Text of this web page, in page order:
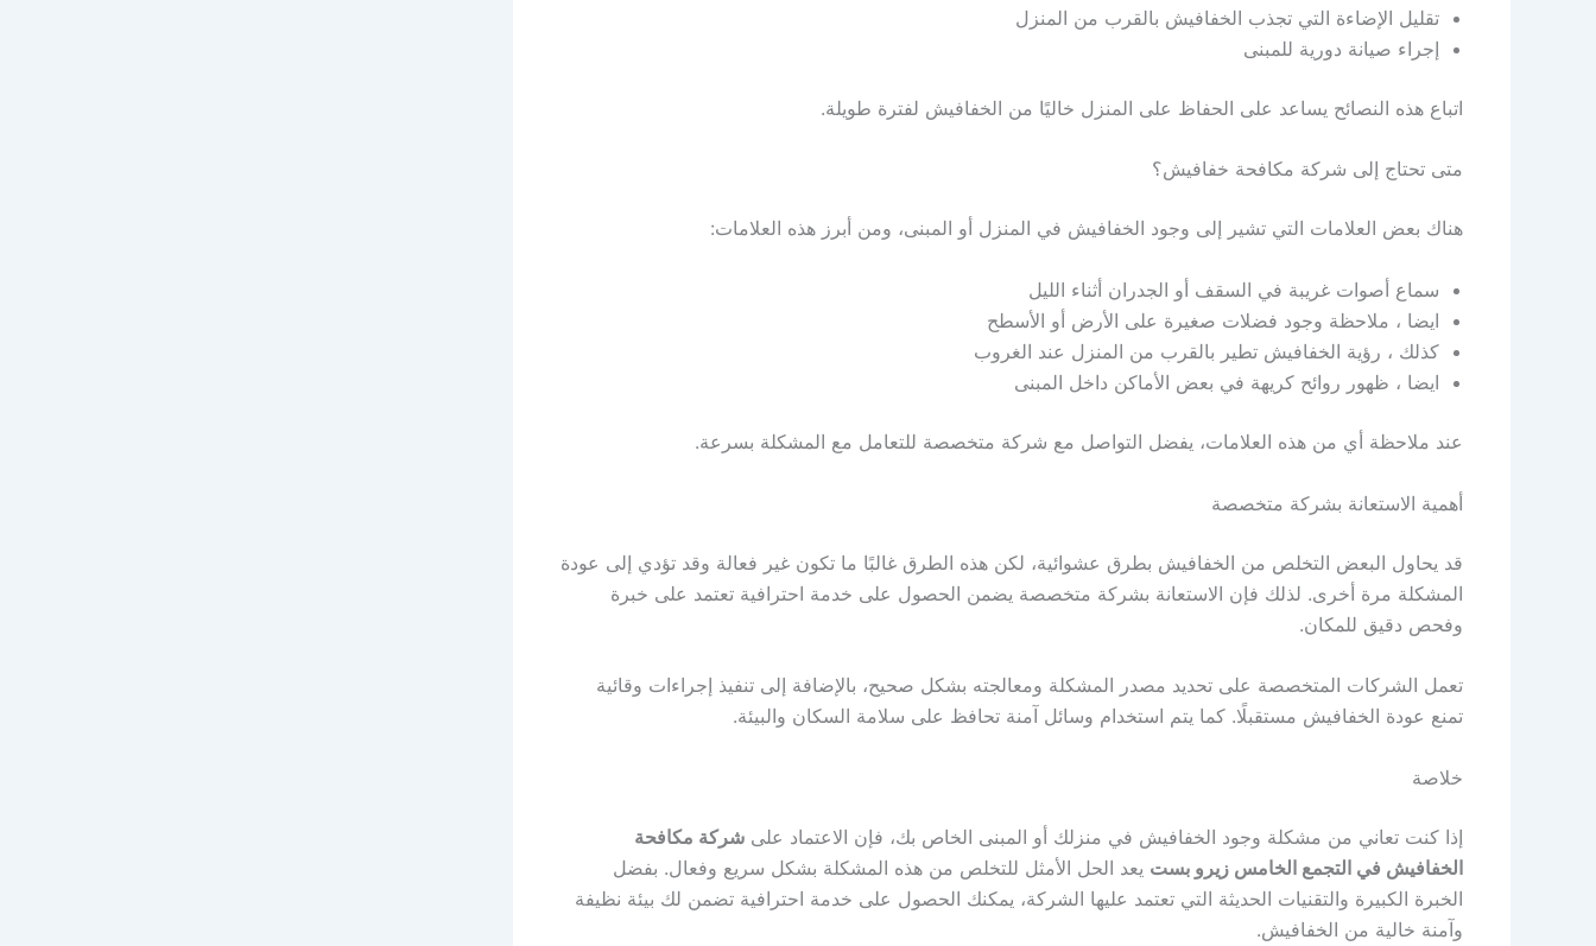
تقليل الإضاءة التي تجذب الخفافيش بالقرب من المنزل
إجراء صيانة دورية للمبنى
اتباع هذه النصائح يساعد على الحفاظ على المنزل خاليًا من الخفافيش لفترة طويلة.
متى تحتاج إلى شركة مكافحة خفافيش؟
هناك بعض العلامات التي تشير إلى وجود الخفافيش في المنزل أو المبنى، ومن أبرز هذه العلامات:
سماع أصوات غريبة في السقف أو الجدران أثناء الليل
ايضا ، ملاحظة وجود فضلات صغيرة على الأرض أو الأسطح
كذلك ، رؤية الخفافيش تطير بالقرب من المنزل عند الغروب
ايضا ، ظهور روائح كريهة في بعض الأماكن داخل المبنى
عند ملاحظة أي من هذه العلامات، يفضل التواصل مع شركة متخصصة للتعامل مع المشكلة بسرعة.
أهمية الاستعانة بشركة متخصصة
قد يحاول البعض التخلص من الخفافيش بطرق عشوائية، لكن هذه الطرق غالبًا ما تكون غير فعالة وقد تؤدي إلى عودة
المشكلة مرة أخرى. لذلك فإن الاستعانة بشركة متخصصة يضمن الحصول على خدمة احترافية تعتمد على خبرة
وفحص دقيق للمكان.
تعمل الشركات المتخصصة على تحديد مصدر المشكلة ومعالجته بشكل صحيح، بالإضافة إلى تنفيذ إجراءات وقائية
تمنع عودة الخفافيش مستقبلًا. كما يتم استخدام وسائل آمنة تحافظ على سلامة السكان والبيئة.
خلاصة
إذا كنت تعاني من مشكلة وجود الخفافيش في منزلك أو المبنى الخاص بك، فإن الاعتماد على شركة مكافحة
الخفافيش في التجمع الخامس زيرو بست يعد الحل الأمثل للتخلص من هذه المشكلة بشكل سريع وفعال. بفضل
الخبرة الكبيرة والتقنيات الحديثة التي تعتمد عليها الشركة، يمكنك الحصول على خدمة احترافية تضمن لك بيئة نظيفة
وآمنة خالية من الخفافيش.